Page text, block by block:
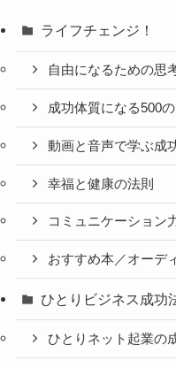
ライフチェンジ！
自由になるための思
成功体質になる500
動画と音声で学ぶ成
幸福と健康の法則
コミュニケーション
おすすめ本／オーデ
ひとりビジネス成功
ひとりネット起業の